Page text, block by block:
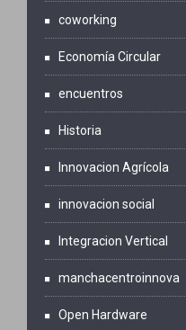
coworking
Economía Circular
encuentros
Historia
Innovacion Agrícola
innovacion social
Integracion Vertical
manchacentroinnova
Open Hardware